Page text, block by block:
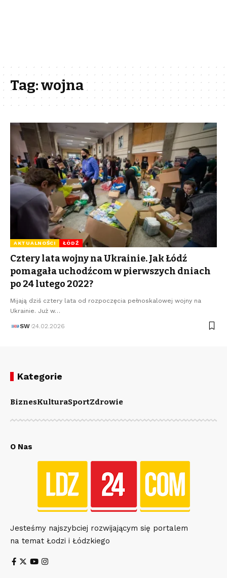
Tag:wojna
AKTUALNOŚCI ŁÓDŹ
Cztery lata wojny na Ukrainie. Jak Łódź
pomagała uchodźcom w pierwszych dniach
po 24 lutego 2022?
Mijają dziś cztery lata od rozpoczęcia pełnoskalowej wojny na
Ukrainie. Już w…
SW 24.02.2026
Kategorie
BiznesKulturaSportZdrowie
O Nas
Jesteśmy najszybciej rozwijającym się portalem
na temat Łodzi i Łódzkiego